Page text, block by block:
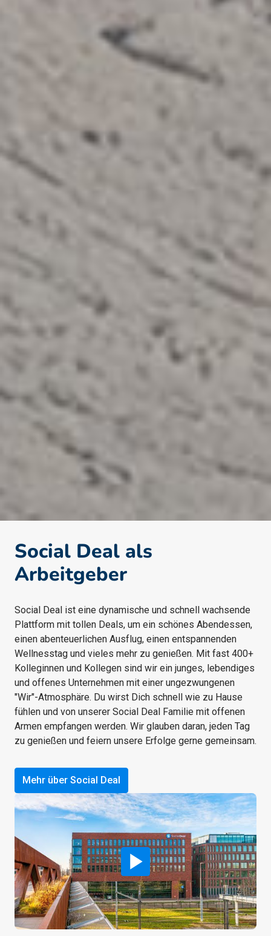
Social Deal als
Arbeitgeber
Social Deal ist eine dynamische und schnell wachsende
Plattform mit tollen Deals, um ein schönes Abendessen,
einen abenteuerlichen Ausflug, einen entspannenden
Wellnesstag und vieles mehr zu genießen. Mit fast 400+
Kolleginnen und Kollegen sind wir ein junges, lebendiges
und offenes Unternehmen mit einer ungezwungenen
"Wir"-Atmosphäre. Du wirst Dich schnell wie zu Hause
fühlen und von unserer Social Deal Familie mit offenen
Armen empfangen werden. Wir glauben daran, jeden Tag
zu genießen und feiern unsere Erfolge gerne gemeinsam.
Mehr über Social Deal